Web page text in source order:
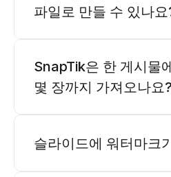
파일로 만들 수 있나요
SnapTik은 한 게시물
몇 장까지 가져오나요?
슬라이드에 워터마크